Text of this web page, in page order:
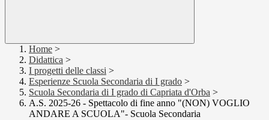
Home >
Didattica >
I progetti delle classi >
Esperienze Scuola Secondaria di I grado >
Scuola Secondaria di I grado di Capriata d'Orba >
A.S. 2025-26 - Spettacolo di fine anno "(NON) VOGLIO
ANDARE A SCUOLA"- Scuola Secondaria